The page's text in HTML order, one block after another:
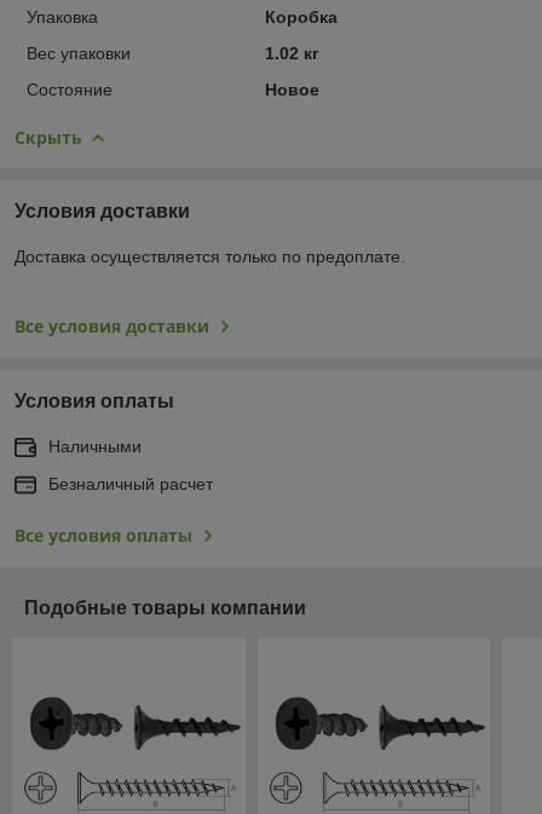
Упаковка
Коробка
Вес упаковки
1.02 кг
Состояние
Новое
Скрыть
Условия доставки
Доставка осуществляется только по предоплате.
Все условия доставки
Условия оплаты
Наличными
Безналичный расчет
Все условия оплаты
Подобные товары компании